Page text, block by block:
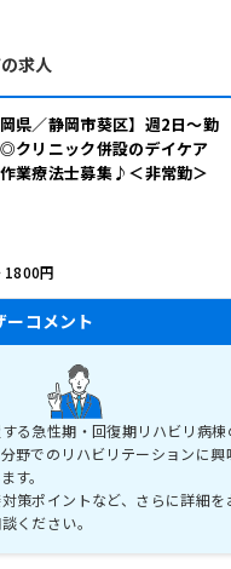
求人
岡県／静岡市葵区】週2日～勤
クリニック併設のデイケア
業療法士募集♪＜非常勤＞
1800円
ーコメント
る急性期・回復期リハビリ病棟
野でのリハビリテーションに興
す。
策ポイントなど、さらに詳細を
ください。